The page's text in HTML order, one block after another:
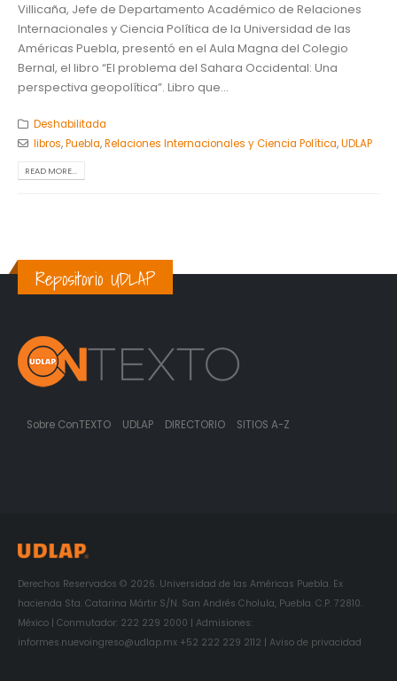
Villicaña, Jefe de Departamento Académico de Relaciones
Internacionales y Ciencia Política de la Universidad de las
Américas Puebla, presentó en el Aula Magna del Colegio
Bernal, el libro “El problema del Sahara Occidental: Una
perspectiva geopolítica”. Libro que...
Deshabilitada
libros,Puebla,Relaciones Internacionales y Ciencia Política,UDLAP
READ MORE...
Repositorio UDLAP
Sobre ConTEXTO UDLAP DIRECTORIO SITIOS A-Z
Derechos Reservados © 2026. Universidad de las Américas Puebla. Ex
hacienda Sta. Catarina Mártir S/N. San Andrés Cholula, Puebla. C.P. 72810.
México | Conmutador: 222 229 2000 | Admisiones:
informes.nuevoingreso@udlap.mx +52 222 229 2112 | Aviso de privacidad